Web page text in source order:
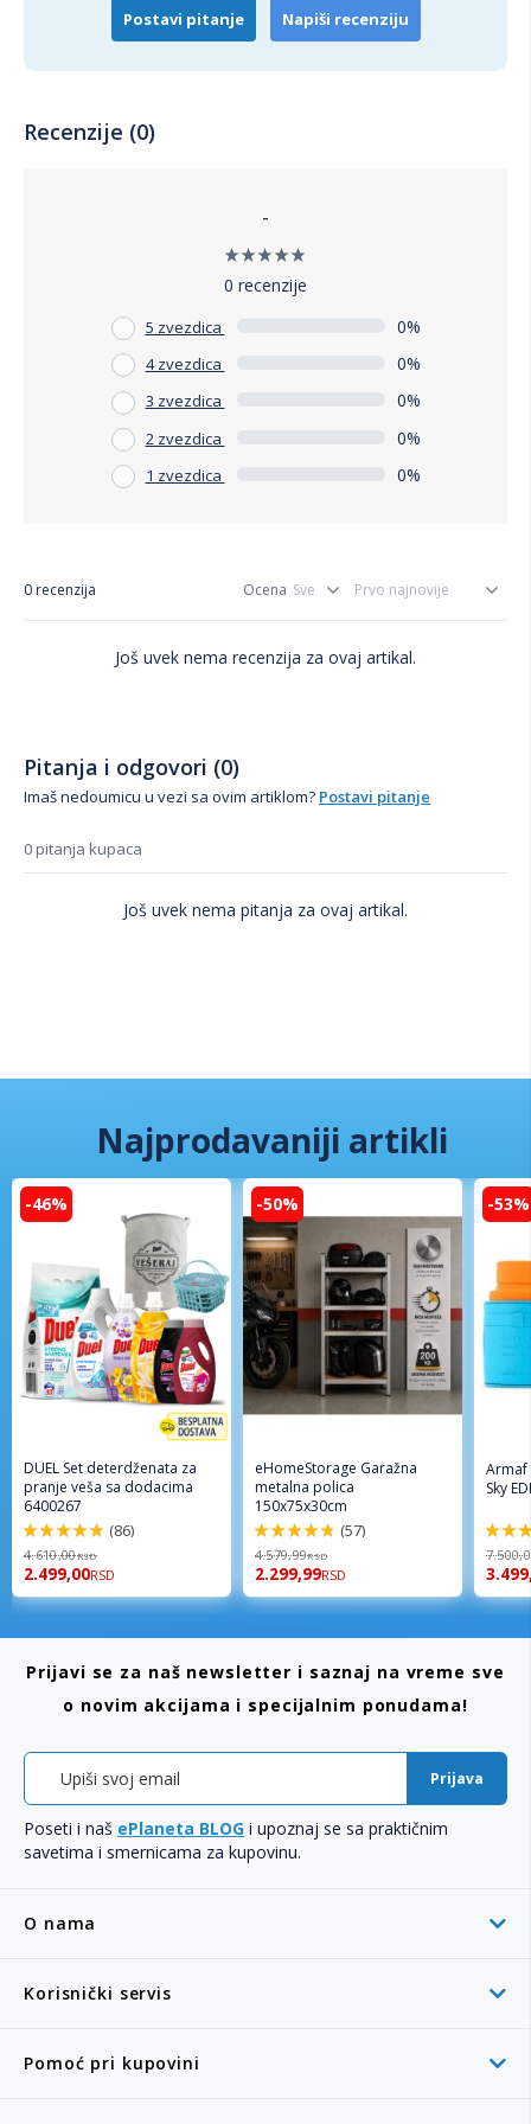
osiguravaju dugotrajnost. Investirajte u komodu koja će
obogatiti vaš dom i pružiti vam potrebnu organizaciju i stil.
Postavi pitanje Napiši recenziju
Recenzije (0)
-
0 recenzije
5 zvezdica 0%
4 zvezdica 0%
3 zvezdica 0%
2 zvezdica 0%
1 zvezdica 0%
0 recenzija Ocena
Još uvek nema recenzija za ovaj artikal.
Pitanja i odgovori (0)
Imaš nedoumicu u vezi sa ovim artiklom? Postavi pitanje
0 pitanja kupaca
Još uvek nema pitanja za ovaj artikal.
Najprodavaniji artikli
-46%
DUEL Set deterdženata za
pranje veša sa dodacima
6400267
98%
(86)
4.610,00RSD
2.499,00RSD
-50%
eHomeStorage Garažna
metalna polica
150x75x30cm
96%
(57)
4.579,99RSD
2.299,99RSD
-53%
Armaf
Sky
94%
O nama
Korisnički servis
Pomoć pri kupovini
Prijavi se za naš newsletter i saznaj na vreme sve
o novim akcijama i specijalnim ponudama!
Prijava
Poseti i naš ePlaneta BLOG i upoznaj se sa praktičnim
savetima i smernicama za kupovinu.